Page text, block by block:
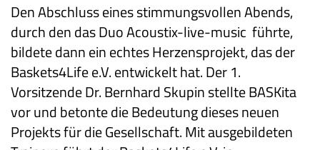
Den Abschluss eines stimmungsvollen Abends,
durch den das Duo Acoustix-live-music führte,
bildete dann ein echtes Herzensprojekt, das der
Baskets4Life e.V. entwickelt hat. Der 1.
Vorsitzende Dr. Bernhard Skupin stellte BASKita
vor und betonte die Bedeutung dieses neuen
Projekts für die Gesellschaft. Mit ausgebildeten